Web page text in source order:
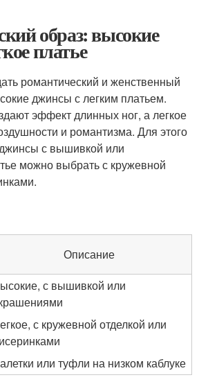
образ: высокие
платье
романтический и женственный
джинсы с легким платьем.
эффект длинных ног, а легкое
и романтизма. Для этого
с вышивкой или
можно выбрать с кружевной
Описание
с вышивкой или
с кружевной отделкой или
или туфли на низком каблуке